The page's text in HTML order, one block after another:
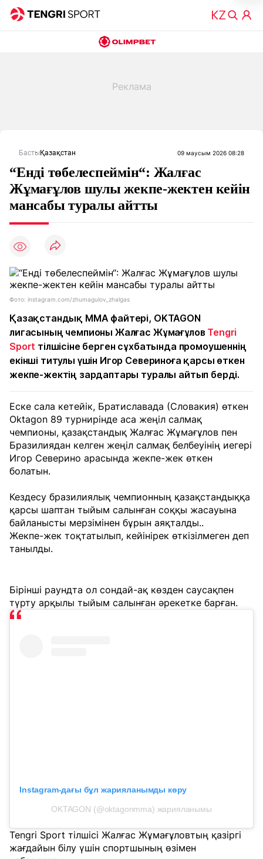
БастыҚазақстан 09 маусым 2026 08:28
“Енді төбелеспеймін“: Жалғас
Жұмағұлов шулы жекпе-жектен кейін
мансабы туралы айтты
Фото: instagram.com/zhumagulov_zhalgas
Қазақстандық ММА файтері, OKTAGON
лигасының чемпионы Жалғас Жұмағұлов Tengri
Sport тілшісіне берген сұхбатында промоушеннің
екінші титулы үшін Игор Севериноға қарсы өткен
жекпе-жектің зардаптары туралы айтып берді.
Еске сала кетейік, Братиславада (Словакия) өткен
Oktagon 89 турнирінде аса жеңіл салмақ
чемпионы, қазақстандық Жалғас Жұмағұлов пен
Бразилиядан келген жеңіл салмақ белбеуінің иегері
Игор Северино арасында жекпе-жек өткен
болатын.
Кездесу бразилиялық чемпионның қазақстандыққа
қарсы шаптан тыйым салынған соққы жасауына
байланысты мерзімінен бұрын аяқталды..
Жекпе-жек тоқтатылып, кейінірек өткізілмеген деп
танылды.
Бірінші раундта ол сондай-ақ көзден саусақпен
түрту арқылы тыйым салынған әрекетке барған.
Instagram-дағы бұл жарияланымды көру
OKTAGON (@oktagonmma) жарияланымы
Tengri Sport тілшісі Жалғас Жұмағұловтың қазіргі
жағдайын білу үшін спортшының өзімен